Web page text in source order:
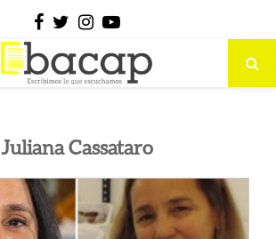
Facebook
Twitter
Instagram
Youtube
Juliana Cassataro